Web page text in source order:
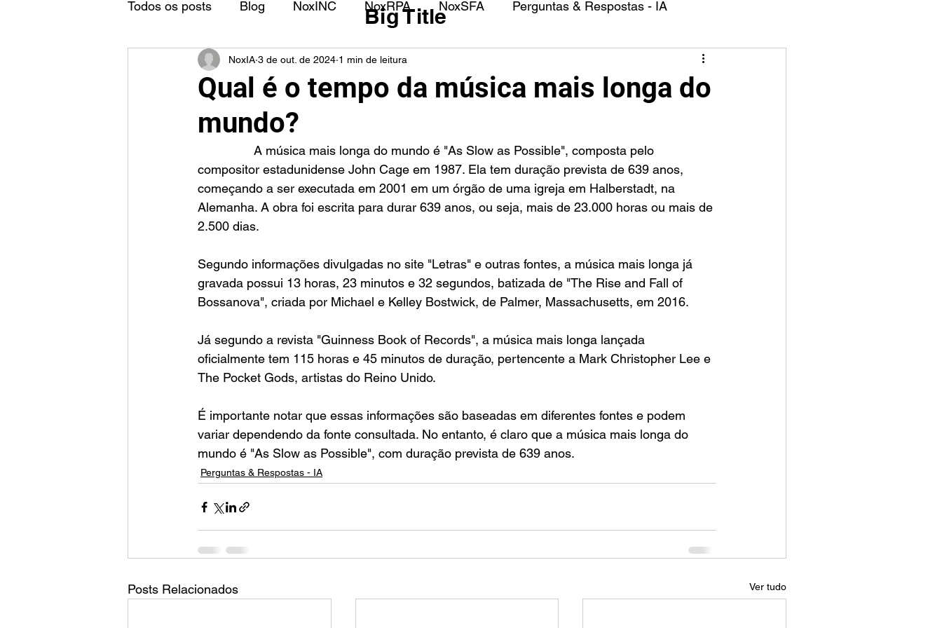
Todos os posts Blog NoxINC NoxRPA NoxSFA Perguntas & Respostas - IA
Qual é o tempo da música mais longa do
mundo?
NoxIA 3 de out. de 2024 1 min de leitura
compositor estadunidense John Cage em 1987. Ela tem duração prevista de 639 anos,
começando a ser executada em 2001 em um órgão de uma igreja em Halberstadt, na
Alemanha. A obra foi escrita para durar 639 anos, ou seja, mais de 23.000 horas ou mais de
2.500 dias.
Segundo informações divulgadas no site "Letras" e outras fontes, a música mais longa já
gravada possui 13 horas, 23 minutos e 32 segundos, batizada de "The Rise and Fall of
Bossanova", criada por Michael e Kelley Bostwick, de Palmer, Massachusetts, em 2016.
Já segundo a revista "Guinness Book of Records", a música mais longa lançada
oficialmente tem 115 horas e 45 minutos de duração, pertencente a Mark Christopher Lee e
The Pocket Gods, artistas do Reino Unido.
É importante notar que essas informações são baseadas em diferentes fontes e podem
variar dependendo da fonte consultada. No entanto, é claro que a música mais longa do
mundo é "As Slow as Possible", com duração prevista de 639 anos.
Perguntas & Respostas - IA
Posts Relacionados Ver tudo
Big Title